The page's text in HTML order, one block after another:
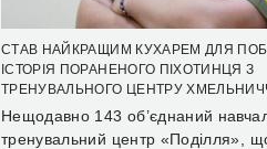
СТАВ НАЙКРАЩИМ КУХАРЕМ ДЛЯ
ІСТОРІЯ ПОРАНЕНОГО ПІХОТИНЦЯ З
ТРЕНУВАЛЬНОГО ЦЕНТРУ
Нещодавно 143 об’єднаний
тренувальний центр «Поділля»,